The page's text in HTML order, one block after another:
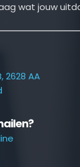
wat jouw
2628 AA